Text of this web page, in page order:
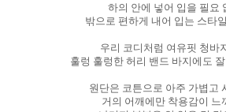
하의 안에 넣어 입을 필요
밖으로 편하게 내어 입는 스타
우리 코디처럼 여유핏 청바
훌렁 훌렁한 허리 밴드 바지에도
원단은 코튼으로 아주 가볍고
거의 어깨에만 착용감이 느